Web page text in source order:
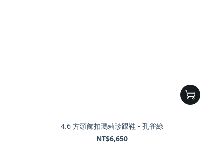
4.6 方頭飾扣瑪莉珍跟鞋 - 孔雀綠
NT$6,650